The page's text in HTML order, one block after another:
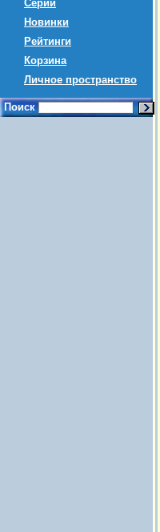
Серии
Новинки
Рейтинги
Корзина
Личное пространство
Поиск